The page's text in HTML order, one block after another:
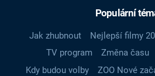
Populární
Jak zhubnout Nejlepší filmy
TV program
Změna času
Kdy budou volby
ZOO Nové